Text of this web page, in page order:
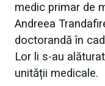
medic primar de
Andreea
doctorandă în
Lor li s-au
unității medicale.